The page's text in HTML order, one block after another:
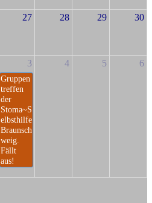
27 28 29 30
3
Gruppen
treffen
der
Stoma~S
elbsthilfe
Braunsch
weig.
Fällt
aus!
4 5 6